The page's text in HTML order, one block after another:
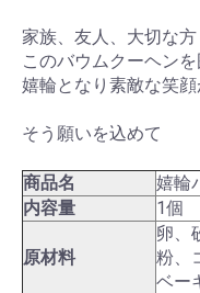
家族、友人、大切な方
このバウムクーヘン
嬉輪となり素敵な笑
そう願いを込めて
商品名
嬉輪
内容量
1個
原材料
卵、
粉、
ベー